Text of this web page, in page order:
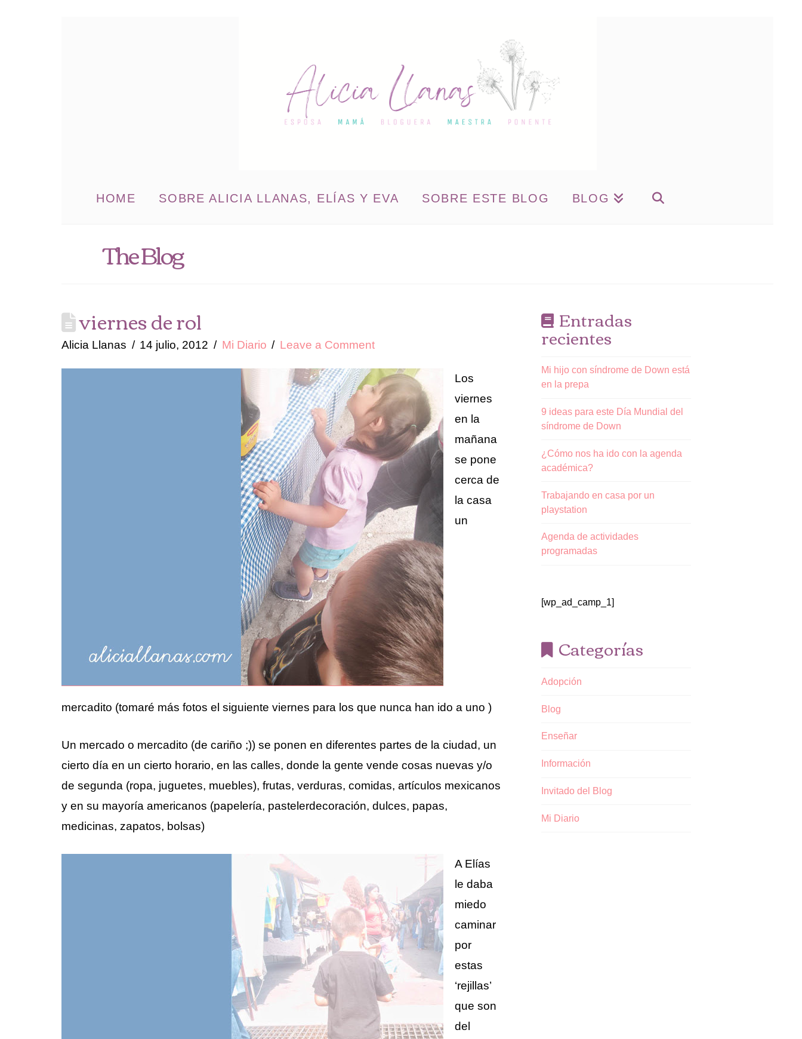
HOME SOBRE ALICIA LLANAS, ELÍAS Y EVA SOBRE ESTE BLOG BLOG
The Blog
viernes de rol
Alicia Llanas 14 julio, 2012 Mi Diario Leave a Comment
Los
viernes
en la
mañana
se pone
cerca de
la casa
un
mercadito (tomaré más fotos el siguiente viernes para los que nunca han ido a uno )
Un mercado o mercadito (de cariño ;)) se ponen en diferentes partes de la ciudad, un
cierto día en un cierto horario, en las calles, donde la gente vende cosas nuevas y/o
de segunda (ropa, juguetes, muebles), frutas, verduras, comidas, artículos mexicanos
y en su mayoría americanos (papelería, pastelerdecoración, dulces, papas,
medicinas, zapatos, bolsas)
A Elías
le daba
miedo
caminar
por
estas
‘rejillas’
que son
del
Entradas
recientes
Mi hijo con síndrome de Down está
en la prepa
9 ideas para este Día Mundial del
síndrome de Down
¿Cómo nos ha ido con la agenda
académica?
Trabajando en casa por un
playstation
Agenda de actividades
programadas
[wp_ad_camp_1]
Categorías
Adopción
Blog
Enseñar
Información
Invitado del Blog
Mi Diario